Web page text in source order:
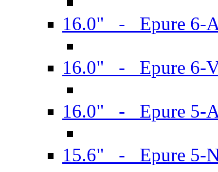
16.0" - Epure 6-
16.0" - Epure 6-
16.0" - Epure 5-
15.6" - Epure 5-